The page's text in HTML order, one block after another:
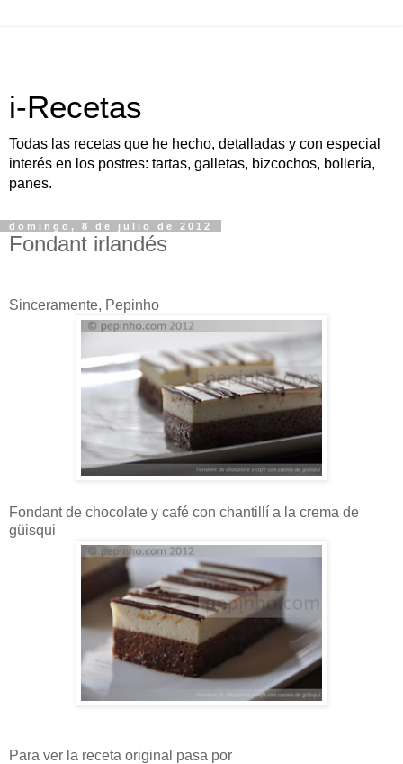
i-Recetas
Todas las recetas que he hecho, detalladas y con especial
interés en los postres: tartas, galletas, bizcochos, bollería,
panes.
domingo, 8 de julio de 2012
Fondant irlandés
Sinceramente, Pepinho
Fondant de chocolate y café con chantillí a la crema de
güisqui
Para ver la receta original pasa por